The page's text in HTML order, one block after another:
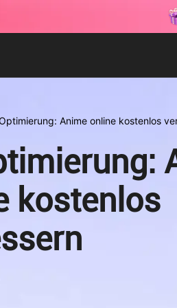
Anime online kostenlos
kostenlos